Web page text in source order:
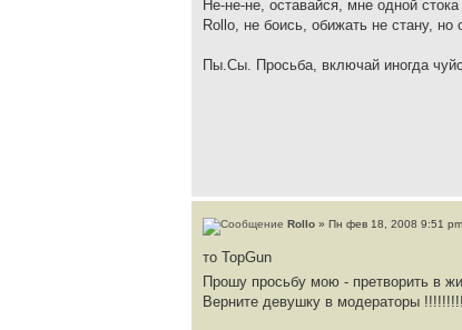
Не-не-не, оставайся, мне одной стока
Rollo, не боись, обижать не стану,
Пы.Сы. Просьба, включай иногда
Rollo » Пн фев 18, 2008 9:51 pm
то TopGun
Прошу просьбу мою - претворить в
Верните девушку в модераторы